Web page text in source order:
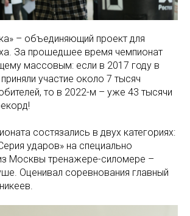
– объединяющий проект для
За прошедшее время чемпионат
массовым: если в 2017 году в
участие около 7 тысяч
то в 2022-м – уже 43 тысячи
состязались в двух категориях:
ударов» на специально
Москвы тренажере-силомере –
Оценивал соревнования главный